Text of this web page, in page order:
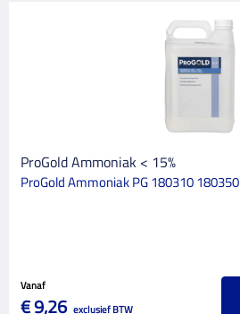
ProGold Ammoniak < 15%
ProGold Ammoniak PG 180310 180350
Vanaf
€ 9,26 exclusief BTW